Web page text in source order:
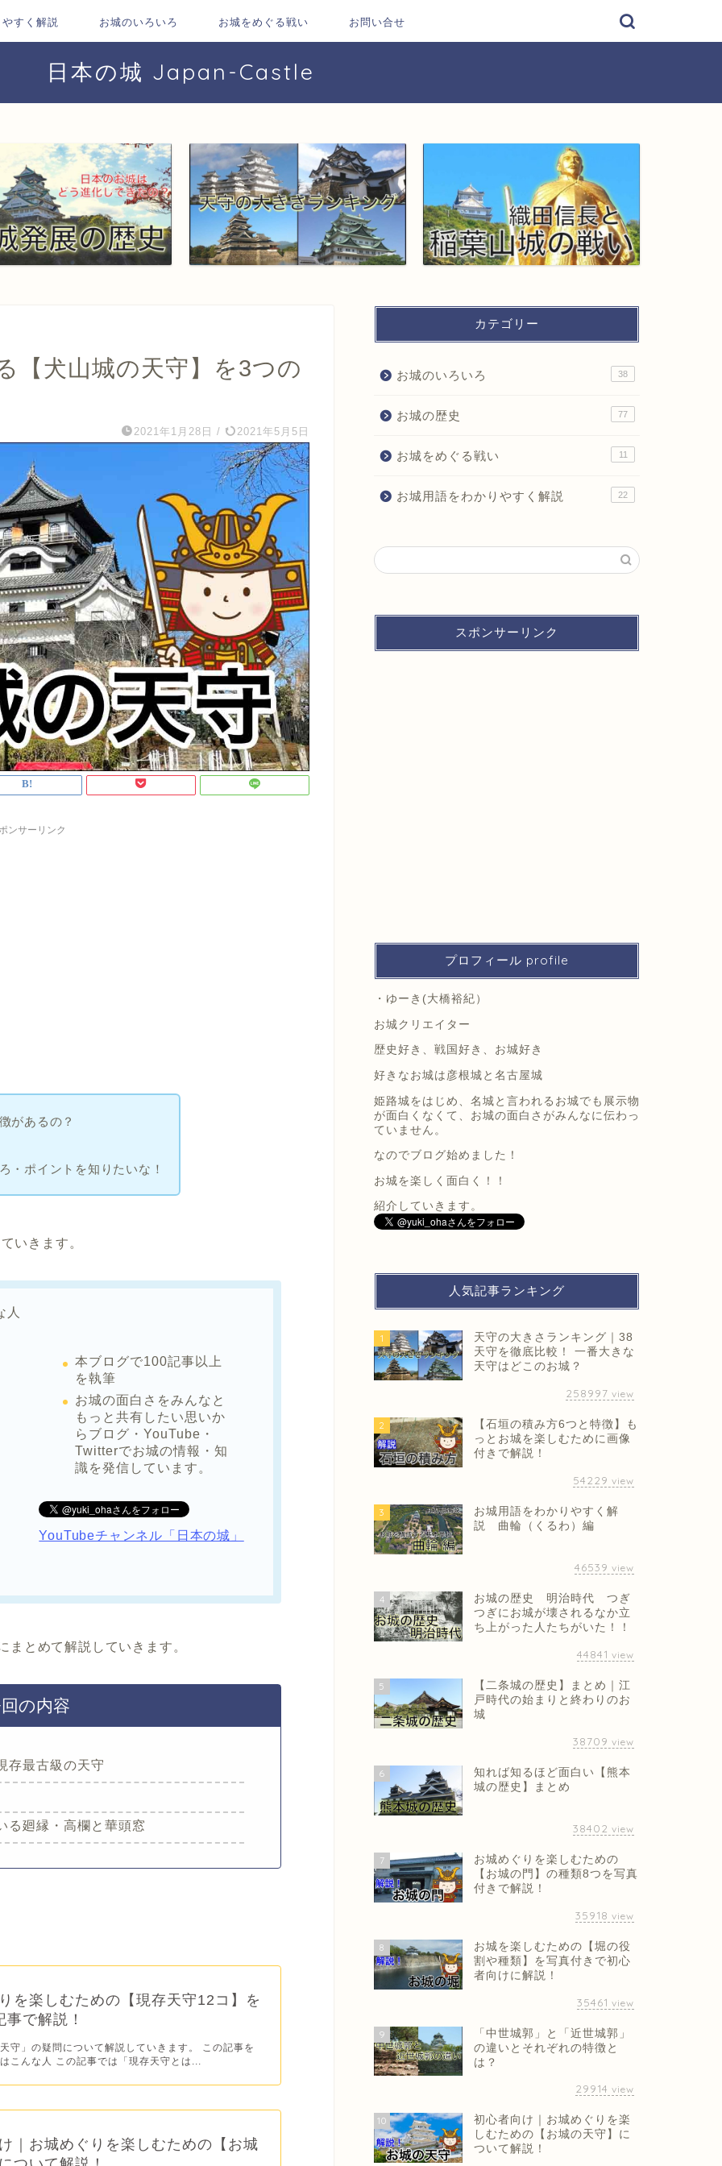
すく解説 お城のいろいろ お城をめぐる戦い お問い合せ
日本の城 Japan-Castle
【犬山城の天守】を3つの
2021年1月28日 / 2021年5月5日
ンサーリンク
があるの？
・ポイントを知りたいな！
いきます。
人
本ブログで100記事以上
を執筆
お城の面白さをみんなと
もっと共有したい思いか
らブログ・YouTube・
Twitterでお城の情報・知
識を発信しています。
YouTubeチャンネル「日本の城」
とめて解説していきます。
の内容
存最古級の天守
る廻縁・高欄と華頭窓
を楽しむための【現存天守12コ】を
で解説！
守」の疑問について解説していきます。 この記事を
こんな人 この記事では「現存天守とは...
｜お城めぐりを楽しむための【お城
カテゴリー
お城のいろいろ 38
お城の歴史 77
お城をめぐる戦い 11
お城用語をわかりやすく解説 22
スポンサーリンク
プロフィール profile
・ゆーき(大橋裕紀）
お城クリエイター
歴史好き、戦国好き、お城好き
好きなお城は彦根城と名古屋城
姫路城をはじめ、名城と言われるお城でも展示物
が面白くなくて、お城の面白さがみんなに伝わっ
ていません。
なのでブログ始めました！
お城を楽しく面白く！！
紹介していきます。
人気記事ランキング
1
天守の大きさランキング｜38
天守を徹底比較！ 一番大きな
天守はどこのお城？
258997 view
2
【石垣の積み方6つと特徴】も
っとお城を楽しむために画像
付きで解説！
54229 view
3
お城用語をわかりやすく解
説 曲輪（くるわ）編
46539 view
4
お城の歴史 明治時代 つぎ
つぎにお城が壊されるなか立
ち上がった人たちがいた！！
44841 view
5
【二条城の歴史】まとめ｜江
戸時代の始まりと終わりのお
城
38709 view
6
知れば知るほど面白い【熊本
城の歴史】まとめ
38402 view
7
お城めぐりを楽しむための
【お城の門】の種類8つを写真
付きで解説！
35918 view
8
お城を楽しむための【堀の役
割や種類】を写真付きで初心
者向けに解説！
35461 view
9
「中世城郭」と「近世城郭」
の違いとそれぞれの特徴と
は？
29914 view
10
初心者向け｜お城めぐりを楽
しむための【お城の天守】に
ついて解説！